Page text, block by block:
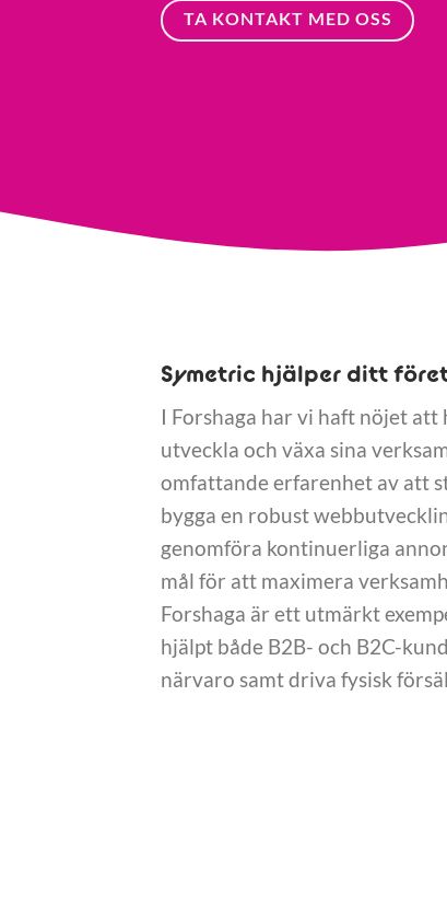
TA KONTAKT MED OSS
Symetric hjälper ditt
I Forshaga har vi haft nöjet
utveckla och växa sina
omfattande erfarenhet av att
bygga en robust
genomföra kontinuerliga
mål för att maximera
Forshaga är ett utmärkt
hjälpt både B2B- och B2C-
närvaro samt driva fysisk